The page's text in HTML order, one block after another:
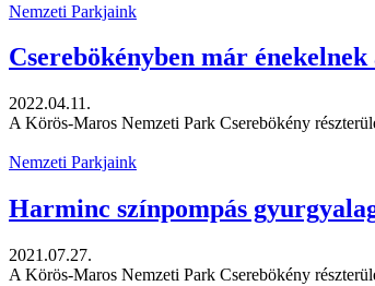
Nemzeti Parkjaink
Cserebökényben már
2022.04.11.
A Körös-Maros Nemzeti Park Cserebökény
Nemzeti Parkjaink
Harminc színpompás
2021.07.27.
A Körös-Maros Nemzeti Park Cserebökény